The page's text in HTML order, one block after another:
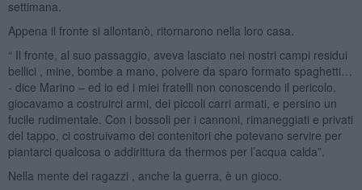
settimana.
Appena il fronte si allontanò, ritornarono nella loro casa.
“ Il fronte, al suo passaggio, aveva lasciato nei nostri campi residui
bellici , mine, bombe a mano, polvere da sparo formato spaghetti…
- dice Marino – ed io ed i miei fratelli non conoscendo il pericolo,
giocavamo a costruirci armi, dei piccoli carri armati, e persino un
fucile rudimentale. Con i bossoli per i cannoni, rimaneggiati e privati
del tappo, ci costruivamo dei contenitori che potevano servire per
piantarci qualcosa o addirittura da thermos per l’acqua calda”.
Nella mente dei ragazzi , anche la guerra, è un gioco.